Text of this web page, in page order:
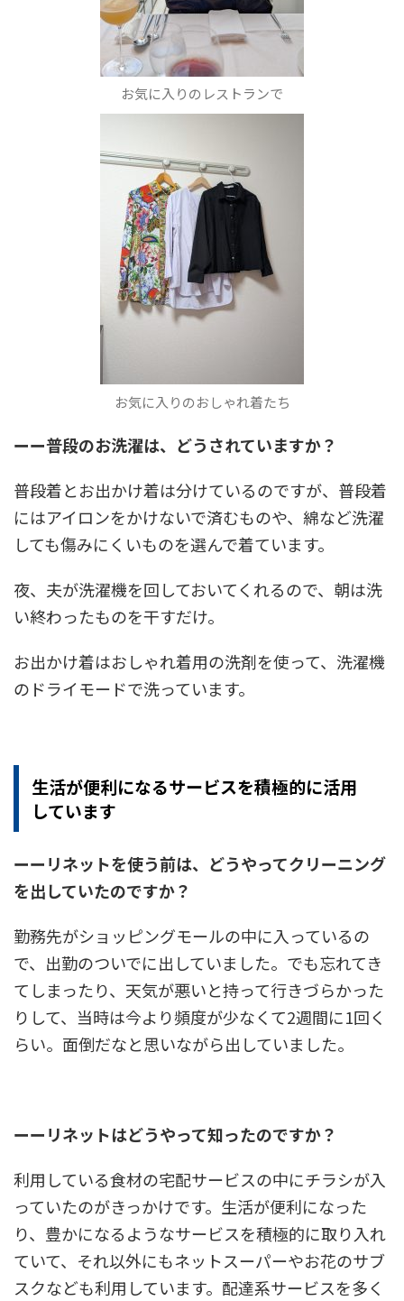
お気に入りのレストランで
お気に入りのおしゃれ着たち
ーー普段のお洗濯は、どうされていますか？
普段着とお出かけ着は分けているのですが、普段着
にはアイロンをかけないで済むものや、綿など洗濯
しても傷みにくいものを選んで着ています。
夜、夫が洗濯機を回しておいてくれるので、朝は洗
い終わったものを干すだけ。
お出かけ着はおしゃれ着用の洗剤を使って、洗濯機
のドライモードで洗っています。
生活が便利になるサービスを積極的に活用
しています
ーーリネットを使う前は、どうやってクリーニング
を出していたのですか？
勤務先がショッピングモールの中に入っているの
で、出勤のついでに出していました。でも忘れてき
てしまったり、天気が悪いと持って行きづらかった
りして、当時は今より頻度が少なくて2週間に1回く
らい。面倒だなと思いながら出していました。
ーーリネットはどうやって知ったのですか？
利用している食材の宅配サービスの中にチラシが入
っていたのがきっかけです。生活が便利になった
り、豊かになるようなサービスを積極的に取り入れ
ていて、それ以外にもネットスーパーやお花のサブ
スクなども利用しています。配達系サービスを多く